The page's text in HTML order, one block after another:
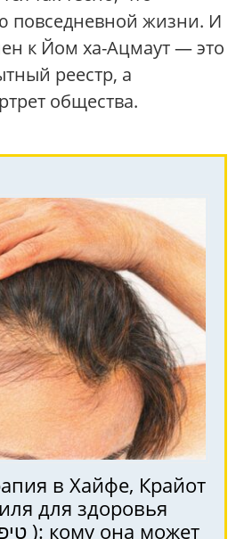
повседневной жизни. И
к Йом ха-Ацмаут — это
реестр, а
общества.
в Хайфе, Крайот
для здоровья